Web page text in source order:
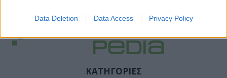
Data Deletion Data Access Privacy Policy
ΚΑΤΗΓΟΡΙΕΣ